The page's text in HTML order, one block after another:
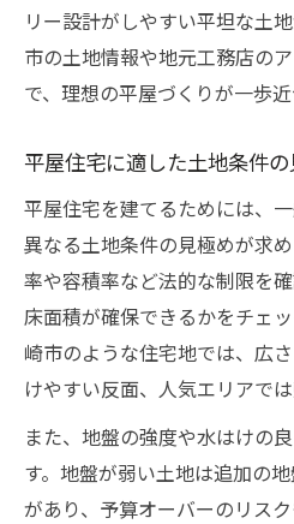
リー設計がしやすい平坦な土
市の土地情報や地元工務店の
で、理想の平屋づくりが一歩近
平屋住宅に適した土地条件
平屋住宅を建てるためには、
異なる土地条件の見極めが求
率や容積率など法的な制限を
床面積が確保できるかをチェ
崎市のような住宅地では、広
けやすい反面、人気エリアで
また、地盤の強度や水はけの
す。地盤が弱い土地は追加の
があり、予算オーバーのリス